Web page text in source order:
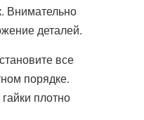
Внимательно
деталей.
все
порядке.
плотно